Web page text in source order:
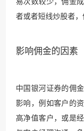
者或者短线炒股者，
影响佣金的因素
中国银河证券的佣
影响，例如客户的
高净值客户，或是